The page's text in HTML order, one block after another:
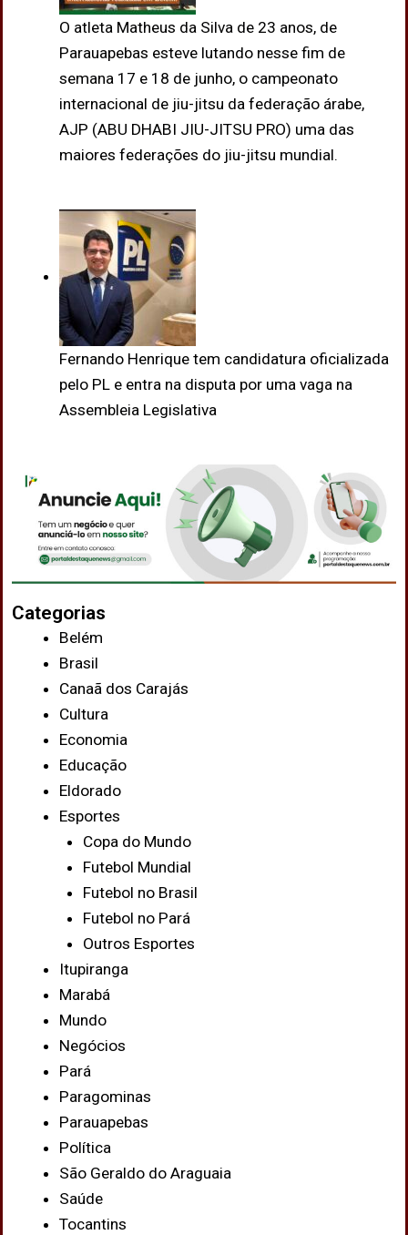
O atleta Matheus da Silva de 23 anos, de
Parauapebas esteve lutando nesse fim de
semana 17 e 18 de junho, o campeonato
internacional de jiu-jitsu da federação árabe,
AJP (ABU DHABI JIU-JITSU PRO) uma das
maiores federações do jiu-jitsu mundial.
Fernando Henrique tem candidatura oficializada
pelo PL e entra na disputa por uma vaga na
Assembleia Legislativa
Categorias
Belém
Brasil
Canaã dos Carajás
Cultura
Economia
Educação
Eldorado
Esportes
Copa do Mundo
Futebol Mundial
Futebol no Brasil
Futebol no Pará
Outros Esportes
Itupiranga
Marabá
Mundo
Negócios
Pará
Paragominas
Parauapebas
Política
São Geraldo do Araguaia
Saúde
Tocantins